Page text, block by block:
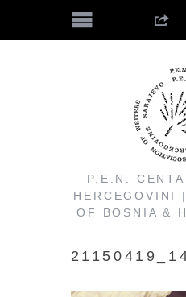
P.E.N.
HERCEGOVINI
OF BOSNIA &